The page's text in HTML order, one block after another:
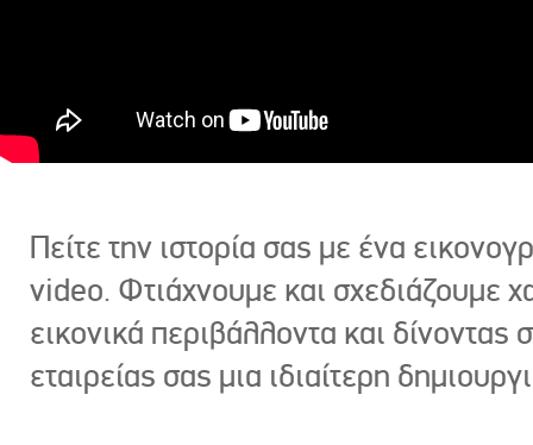
Πείτε την ιστορία σας με ένα
video. Φτιάχνουμε και σχεδιάζουμε
εικονικά περιβάλλοντα και δίνοντας
εταιρείας σας μια ιδιαίτερη